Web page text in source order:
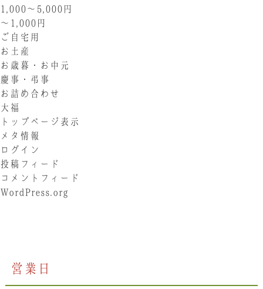
1,000〜5,000円
〜1,000円
ご自宅用
お土産
お歳暮・お中元
慶事・弔事
お詰め合わせ
大福
トップページ表示
メタ情報
ログイン
投稿フィード
コメントフィード
WordPress.org
営業日